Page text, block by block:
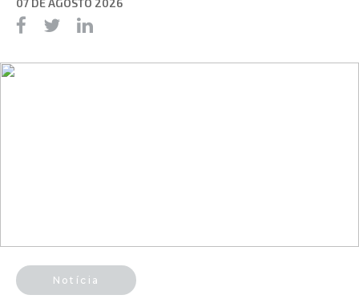
07 DE AGOSTO 2026
Notícia